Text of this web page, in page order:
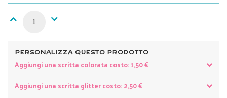
PERSONALIZZA QUESTO PRODOTTO
Aggiungi una scritta colorata costo: 1,50 €
Aggiungi una scritta glitter costo: 2,50 €